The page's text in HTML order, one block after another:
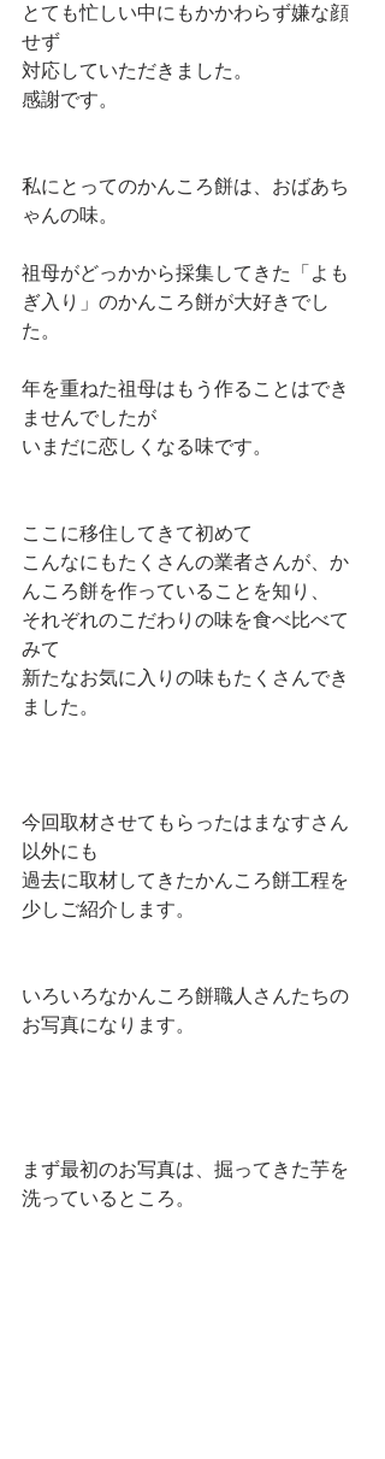
とても忙しい中にもかかわらず嫌な顔
せず
対応していただきました。
感謝です。
私にとってのかんころ餅は、おばあち
ゃんの味。
祖母がどっかから採集してきた「よも
ぎ入り」のかんころ餅が大好きでし
た。
年を重ねた祖母はもう作ることはでき
ませんでしたが
いまだに恋しくなる味です。
ここに移住してきて初めて
こんなにもたくさんの業者さんが、か
んころ餅を作っていることを知り、
それぞれのこだわりの味を食べ比べて
みて
新たなお気に入りの味もたくさんでき
ました。
今回取材させてもらったはまなすさん
以外にも
過去に取材してきたかんころ餅工程を
少しご紹介します。
いろいろなかんころ餅職人さんたちの
お写真になります。
まず最初のお写真は、掘ってきた芋を
洗っているところ。